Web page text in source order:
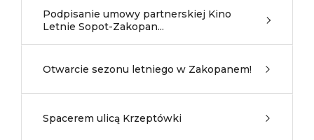
Podpisanie umowy partnerskiej Kino
Letnie Sopot-Zakopan...
Otwarcie sezonu letniego w Zakopanem!
Spacerem ulicą Krzeptówki